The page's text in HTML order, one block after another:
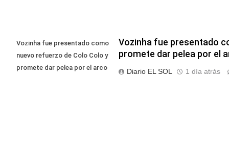
Vozinha fue presentado como
nuevo refuerzo de Colo Colo y
promete dar pelea por el arco
Vozinha fue presentado
promete dar pelea por el
Diario EL SOL 1 día atrás